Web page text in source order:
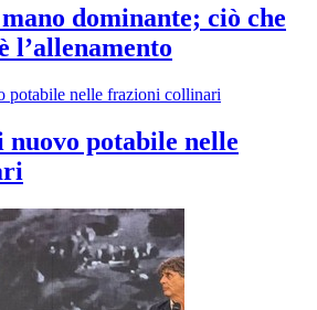
dominante; ciò che
l’allenamento
nuovo potabile nelle